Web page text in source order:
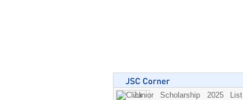
Junior Scholarship 2025 List